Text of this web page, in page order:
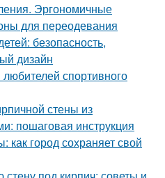
Эргономичные
для переодевания
безопасность,
дизайн
спортивного
стены из
пошаговая инструкция
как город сохраняет свой